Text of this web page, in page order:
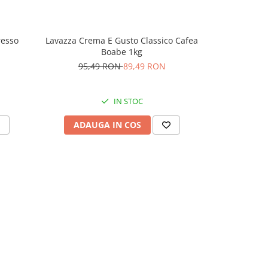
Lavazza Crema E Gusto Classico Cafea
Boabe 1kg
95,49 RON89,49 RON
IN STOC
ADAUGA IN COS